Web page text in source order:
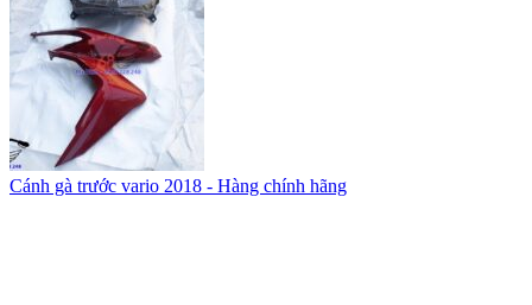
Cánh gà trước vario 2018 - Hàng chính hãng